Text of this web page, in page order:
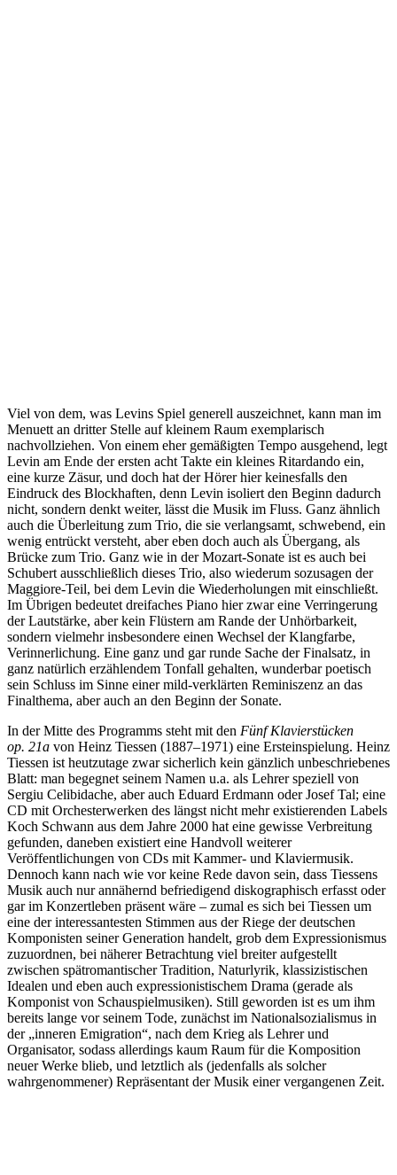
Viel von dem, was Levins Spiel generell auszeichnet, kann man im
Menuett an dritter Stelle auf kleinem Raum exemplarisch
nachvollziehen. Von einem eher gemäßigten Tempo ausgehend, legt
Levin am Ende der ersten acht Takte ein kleines Ritardando ein,
eine kurze Zäsur, und doch hat der Hörer hier keinesfalls den
Eindruck des Blockhaften, denn Levin isoliert den Beginn dadurch
nicht, sondern denkt weiter, lässt die Musik im Fluss. Ganz ähnlich
auch die Überleitung zum Trio, die sie verlangsamt, schwebend, ein
wenig entrückt versteht, aber eben doch auch als Übergang, als
Brücke zum Trio. Ganz wie in der Mozart-Sonate ist es auch bei
Schubert ausschließlich dieses Trio, also wiederum sozusagen der
Maggiore-Teil, bei dem Levin die Wiederholungen mit einschließt.
Im Übrigen bedeutet dreifaches Piano hier zwar eine Verringerung
der Lautstärke, aber kein Flüstern am Rande der Unhörbarkeit,
sondern vielmehr insbesondere einen Wechsel der Klangfarbe,
Verinnerlichung. Eine ganz und gar runde Sache der Finalsatz, in
ganz natürlich erzählendem Tonfall gehalten, wunderbar poetisch
sein Schluss im Sinne einer mild-verklärten Reminiszenz an das
Finalthema, aber auch an den Beginn der Sonate.
In der Mitte des Programms steht mit den Fünf Klavierstücken
op. 21a von Heinz Tiessen (1887–1971) eine Ersteinspielung. Heinz
Tiessen ist heutzutage zwar sicherlich kein gänzlich unbeschriebenes
Blatt: man begegnet seinem Namen u.a. als Lehrer speziell von
Sergiu Celibidache, aber auch Eduard Erdmann oder Josef Tal; eine
CD mit Orchesterwerken des längst nicht mehr existierenden Labels
Koch Schwann aus dem Jahre 2000 hat eine gewisse Verbreitung
gefunden, daneben existiert eine Handvoll weiterer
Veröffentlichungen von CDs mit Kammer- und Klaviermusik.
Dennoch kann nach wie vor keine Rede davon sein, dass Tiessens
Musik auch nur annähernd befriedigend diskographisch erfasst oder
gar im Konzertleben präsent wäre – zumal es sich bei Tiessen um
eine der interessantesten Stimmen aus der Riege der deutschen
Komponisten seiner Generation handelt, grob dem Expressionismus
zuzuordnen, bei näherer Betrachtung viel breiter aufgestellt
zwischen spätromantischer Tradition, Naturlyrik, klassizistischen
Idealen und eben auch expressionistischem Drama (gerade als
Komponist von Schauspielmusiken). Still geworden ist es um ihm
bereits lange vor seinem Tode, zunächst im Nationalsozialismus in
der „inneren Emigration“, nach dem Krieg als Lehrer und
Organisator, sodass allerdings kaum Raum für die Komposition
neuer Werke blieb, und letztlich als (jedenfalls als solcher
wahrgenommener) Repräsentant der Musik einer vergangenen Zeit.